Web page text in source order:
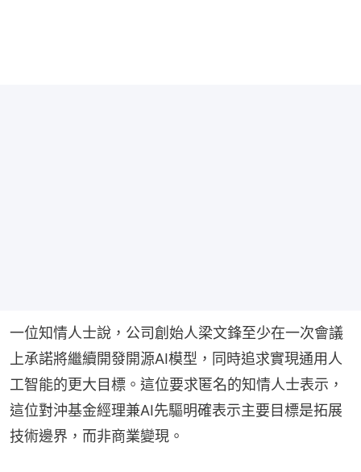
一位知情人士說，公司創始人梁文鋒至少在一次會議
上承諾將繼續開發開源AI模型，同時追求實現通用人
工智能的更大目標。這位要求匿名的知情人士表示，
這位對沖基金經理兼AI先驅明確表示主要目標是拓展
技術邊界，而非商業變現。